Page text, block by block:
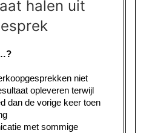
halen uit
niet
opleveren terwijl
dan de vorige keer toen
met sommige